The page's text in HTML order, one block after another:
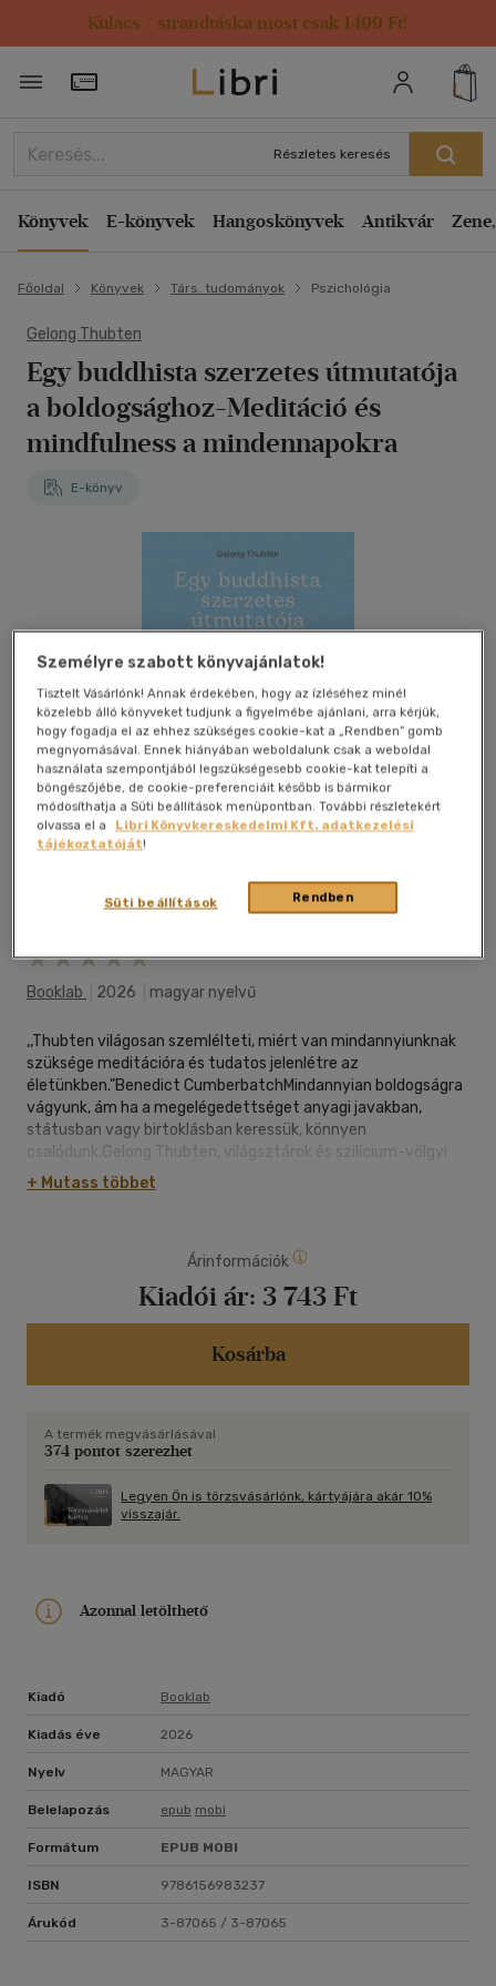
Kulacs / strandtáska most csak 1499 Ft!
Törzsvásárlói Kártya adatai
Részletes keresés
Könyvek E-könyvek Hangoskönyvek Antikvár
Főoldal Könyvek Társ. tudományok Pszichológia
Gelong Thubten
Egy buddhista szerzetes útmutatója
a boldogsághoz-Meditáció és
mindfulness a mindennapokra
E-könyv
Kívánságlistához adom Megosztom
Booklab 2026 magyar nyelvű
,,Thubten világosan szemlélteti, miért van mindannyiunknak
szüksége meditációra és tudatos jelenlétre az
életünkben."Benedict CumberbatchMindannyian boldogságra
vágyunk, ám ha a megelégedettséget anyagi javakban,
státusban vagy birtoklásban keressük, könnyen
csalódunk.Gelong Thubten, világsztárok és szilícium-völgyi
vezetők tanítója, megmutatja, hogyan lelhetünk békére és
örömre a belső világunk felfedezésén keresztül. A meditáció
kulcsa.Nem kell elvonulnunk a hegyekbe: elég néhány tudatos
pillanat a mindennapokban, és egy nagyváros közepén is
teljesen másképp élhetünk. A buddhista szerzetes és
meditációs oktató egyszerű, gyakorlatias tanításokon
keresztül vezet végig azon az úton, amely segít lelassítani,
+ Mutass többet
Árinformációk
Kiadói ár: 3 743 Ft
Kosárba
A termék megvásárlásával
374 pontot szerezhet
Legyen Ön is törzsvásárlónk, kártyájára akár 10%
visszajár.
Azonnal letölthető
Kiadó Booklab
Kiadás éve 2026
Nyelv MAGYAR
Belelapozás epub mobi
Formátum EPUB MOBI
ISBN 9786156983237
Árukód 3-87065 / 3-87065
Személyre szabott könyvajánlatok!
Tisztelt Vásárlónk! Annak érdekében, hogy az ízléséhez minél
közelebb álló könyveket tudjunk a figyelmébe ajánlani, arra kérjük,
hogy fogadja el az ehhez szükséges cookie-kat a „Rendben” gomb
megnyomásával. Ennek hiányában weboldalunk csak a weboldal
használata szempontjából legszükségesebb cookie-kat telepíti a
böngészőjébe, de cookie-preferenciáit később is bármikor
módosíthatja a Süti beállítások menüpontban. További részletekért
olvassa el a
Libri Könyvkereskedelmi Kft. adatkezelési
tájékoztatóját!
Rendben
Süti beállítások